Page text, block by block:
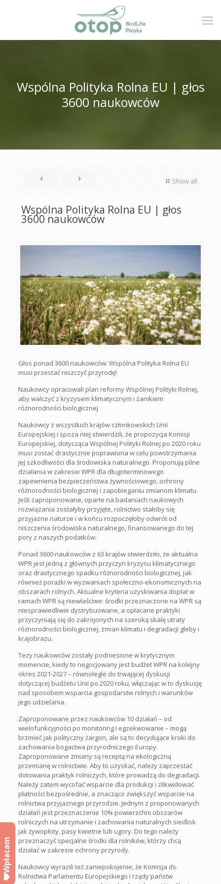
Wspólna Polityka Rolna EU | głos
3600 naukowców
Show all
Wspólna Polityka Rolna EU | głos
3600 naukowców
Głos ponad 3600 naukowców: Wspólna Polityka Rolna EU
musi przestać niszczyć przyrodę!
Naukowcy opracowali plan reformy Wspólnej Polityki Rolnej,
aby walczyć z kryzysem klimatycznym i zanikiem
różnorodności biologicznej
Naukowcy z wszystkich krajów członkowskich Unii
Europejskiej i spoza niej stwierdzili, że propozycja Komisji
Europejskiej, dotycząca Wspólnej Polityki Rolnej po 2020 roku
musi zostać drastycznie poprawiona w celu powstrzymania
jej szkodliwości dla środowiska naturalnego. Proponują pilne
działania w zakresie WPR dla długoterminowego
zapewnienia bezpieczeństwa żywnościowego, ochrony
różnorodności biologicznej i zapobieganiu zmianom klimatu.
Jeśli zaproponowane, oparte na badaniach naukowych
rozwiązania zostałyby przyjęte, rolnictwo stałoby się
przyjazne naturze i w końcu rozpoczęłoby odwrót od
niszczenia środowiska naturalnego, finansowanego do tej
pory z naszych podatków.
Ponad 3600 naukowców z 63 krajów stwierdziło, że aktualna
WPR jest jedną z głównych przyczyn kryzysu klimatycznego
oraz drastycznego spadku różnorodności biologicznej, jak
również porażki w wyzwaniach społeczno-ekonomicznych na
obszarach rolnych. Aktualne kryteria uzyskiwania dopłat w
ramach WPR są niewłaściwe: środki przeznaczone na WPR są
niesprawiedliwie dystrybuowane, a opłacane praktyki
przyczyniają się do zakrojonych na szeroką skalę utraty
różnorodności biologicznej, zmian klimatu i degradacji gleby i
krajobrazu.
Tezy naukowców zostały podniesione w krytycznym
momencie, kiedy to negocjowany jest budżet WPR na kolejny
okres 2021-2027 – równolegle do trwającej dyskusji
dotyczącej budżetu Unii po 2020 roku, włączając w to dyskusję
nad sposobem wsparcia gospodarstw rolnych i warunków
jego udzielania.
Zaproponowane przez naukowców 10 działań – od
wielofunkcyjności po monitoring i egzekwowanie – mogą
brzmieć jak polityczny żargon, ale są to decydujące kroki do
zachowania bogactwa przyrodniczego Europy.
Zaproponowane zmiany są receptą na ekologiczną
przemianę w rolnictwie. Aby to uzyskać, należy zaprzestać
dotowania praktyk rolniczych, które prowadzą do degradacji.
Należy zatem wycofać wsparcie dla produkcji i zlikwidować
płatności bezpośrednie, a znacząco zwiększyć wsparcie na
rolnictwa przyjaznego przyrodzie. Jednym z proponowanych
działań jest przeznaczenie 10% powierzchni obszarów
rolniczych na utrzymanie i zachowania naturalnych siedlisk
jak żywopłoty, pasy kwietne lub ugory. Do tego należy
przeznaczyć specjalne środki dla rolników, którzy chcą
działać w zakresie ochrony przyrody.
Naukowcy wyrazili też zaniepokojenie, że Komisja ds.
Rolnictwa Parlamentu Europejskiego i rządy państw
Wpłacam